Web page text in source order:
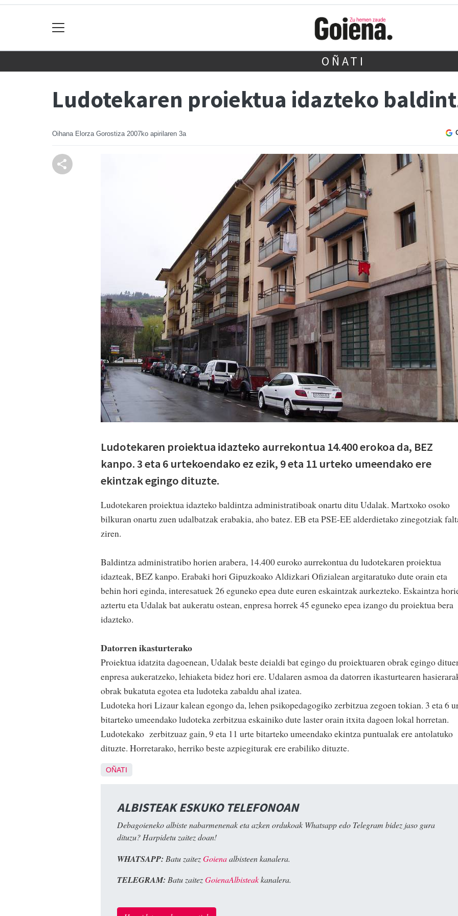
OÑATI
Ludotekaren proiektua idazteko
Oihana Elorza Gorostiza 2007ko apirilaren 3a
Ludotekaren proiektua idazteko aurrekontua 14.400 erokoa da, BEZ
kanpo. 3 eta 6 urtekoendako ez ezik, 9 eta 11 urteko umeendako ere
ekintzak egingo dituzte.
Ludotekaren proiektua idazteko baldintza administratiboak onartu ditu Udalak. Martxoko osoko
bilkuran onartu zuen udalbatzak erabakia, aho batez. EB eta PSE-EE alderdietako zinegotziak
ziren.
Baldintza administratibo horien arabera, 14.400 euroko aurrekontua du ludotekaren proiektua
idazteak, BEZ kanpo. Erabaki hori Gipuzkoako Aldizkari Ofizialean argitaratuko dute orain eta
behin hori eginda, interesatuek 26 eguneko epea dute euren eskaintzak aurkezteko. Eskaintza
aztertu eta Udalak bat aukeratu ostean, enpresa horrek 45 eguneko epea izango du proiektua bera
idazteko.
Datorren ikasturterako
Proiektua idatzita dagoenean, Udalak beste deialdi bat egingo du proiektuaren obrak egingo
enpresa aukeratzeko, lehiaketa bidez hori ere. Udalaren asmoa da datorren ikasturtearen
obrak bukatuta egotea eta ludoteka zabaldu ahal izatea.
Ludoteka hori Lizaur kalean egongo da, lehen psikopedagogiko zerbitzua zegoen tokian. 3 eta 6
bitarteko umeendako ludoteka zerbitzua eskainiko dute laster orain itxita dagoen lokal horretan.
Ludotekako zerbitzuaz gain, 9 eta 11 urte bitarteko umeendako ekintza puntualak ere antolatuko
dituzte. Horretarako, herriko beste azpiegiturak ere erabiliko dituzte.
OÑATI
ALBISTEAK ESKUKO TELEFONOAN
Debagoieneko albiste nabarmenenak eta azken ordukoak Whatsapp edo Telegram bidez jaso gura
dituzu? Harpidetu zaitez doan!
WHATSAPP: Batu zaitezGoienaalbisteen kanalera.
TELEGRAM: Batu zaitezGoienaAlbisteakkanalera.